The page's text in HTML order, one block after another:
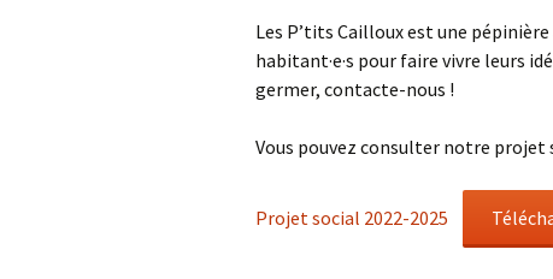
Les P’tits Cailloux est une
habitant·e·s pour faire vivre leurs
germer, contacte-nous !
Vous pouvez consulter notre projet
Projet social 2022-2025